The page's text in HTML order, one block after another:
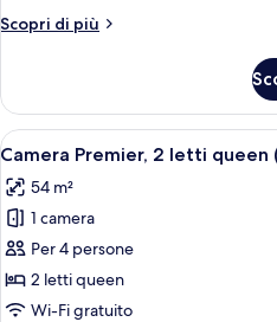
letti
Scopri di più
Altri
Deluxe,
letti
Apri
tutte
le
foto
per
Camera
Premier,
6
Camera Premier, 2 letti queen
54 m²
1 camera
Per 4 persone
2 letti queen
Wi-Fi gratuito